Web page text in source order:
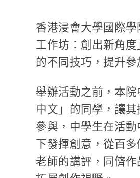
香港浸會大學國際
工作坊：創出新角
的不同技巧，提升
舉辦活動之前，本
中文」的同學，讓
參與，中學生在活
下發揮創意，從百
老師的講評，同儕